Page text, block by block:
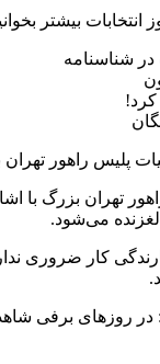
بیشتر
در شناسنامه
کرد!
پلیس راهور
تهران بزرگ با
می‌شود.
کار ضروری
در روز‌های برفی